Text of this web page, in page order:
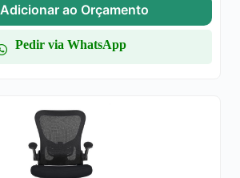
Adicionar ao Orçamento
Pedir via WhatsApp